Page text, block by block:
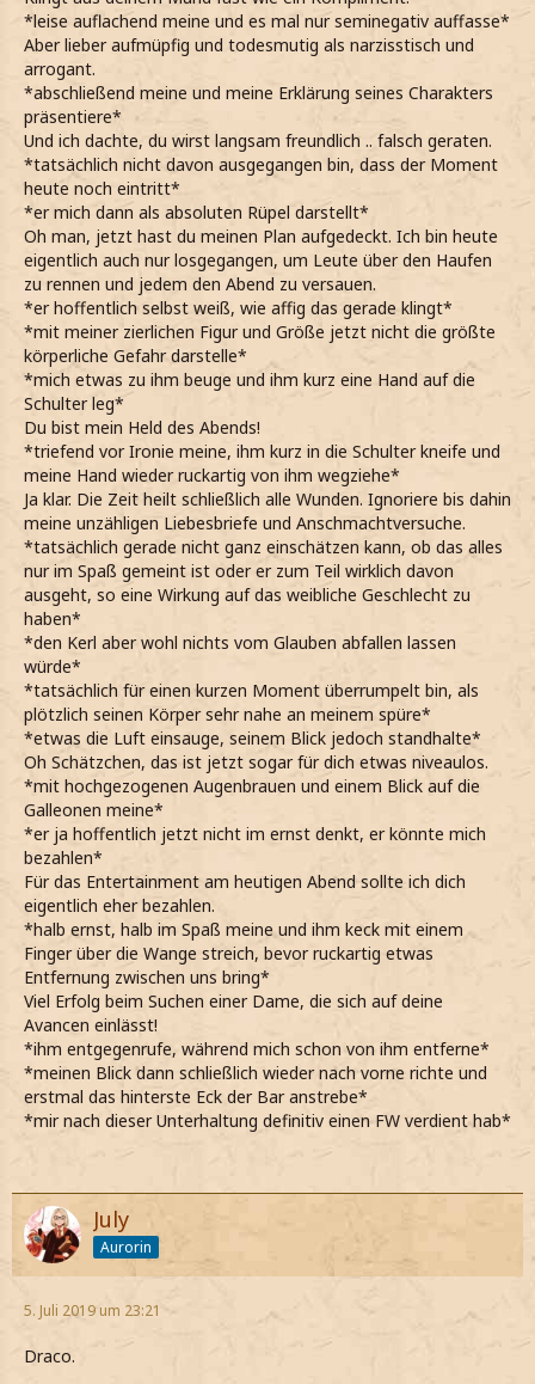
*leise auflachend meine und es mal nur seminegativ auffasse*
Aber lieber aufmüpfig und todesmutig als narzisstisch und
arrogant.
*abschließend meine und meine Erklärung seines Charakters
präsentiere*
Und ich dachte, du wirst langsam freundlich .. falsch geraten.
*tatsächlich nicht davon ausgegangen bin, dass der Moment
heute noch eintritt*
*er mich dann als absoluten Rüpel darstellt*
Oh man, jetzt hast du meinen Plan aufgedeckt. Ich bin heute
eigentlich auch nur losgegangen, um Leute über den Haufen
zu rennen und jedem den Abend zu versauen.
*er hoffentlich selbst weiß, wie affig das gerade klingt*
*mit meiner zierlichen Figur und Größe jetzt nicht die größte
körperliche Gefahr darstelle*
*mich etwas zu ihm beuge und ihm kurz eine Hand auf die
Schulter leg*
Du bist mein Held des Abends!
*triefend vor Ironie meine, ihm kurz in die Schulter kneife und
meine Hand wieder ruckartig von ihm wegziehe*
Ja klar. Die Zeit heilt schließlich alle Wunden. Ignoriere bis dahin
meine unzähligen Liebesbriefe und Anschmachtversuche.
*tatsächlich gerade nicht ganz einschätzen kann, ob das alles
nur im Spaß gemeint ist oder er zum Teil wirklich davon
ausgeht, so eine Wirkung auf das weibliche Geschlecht zu
haben*
*den Kerl aber wohl nichts vom Glauben abfallen lassen
würde*
*tatsächlich für einen kurzen Moment überrumpelt bin, als
plötzlich seinen Körper sehr nahe an meinem spüre*
*etwas die Luft einsauge, seinem Blick jedoch standhalte*
Oh Schätzchen, das ist jetzt sogar für dich etwas niveaulos.
*mit hochgezogenen Augenbrauen und einem Blick auf die
Galleonen meine*
*er ja hoffentlich jetzt nicht im ernst denkt, er könnte mich
bezahlen*
Für das Entertainment am heutigen Abend sollte ich dich
eigentlich eher bezahlen.
*halb ernst, halb im Spaß meine und ihm keck mit einem
Finger über die Wange streich, bevor ruckartig etwas
Entfernung zwischen uns bring*
Viel Erfolg beim Suchen einer Dame, die sich auf deine
Avancen einlässt!
*ihm entgegenrufe, während mich schon von ihm entferne*
*meinen Blick dann schließlich wieder nach vorne richte und
erstmal das hinterste Eck der Bar anstrebe*
*mir nach dieser Unterhaltung definitiv einen FW verdient hab*
July
Aurorin
5. Juli 2019 um 23:21
Draco.